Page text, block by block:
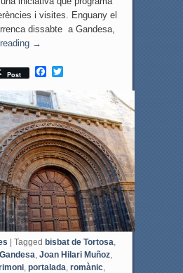
i visites. Enguany el
dissabte a Gandesa,
→
Post
F
c
e
b
o
o
k
T
t
t
e
r
Tagged bisbat de Tortosa,
Gandesa, Joan Hilari Muñoz,
, portalada, romànic,